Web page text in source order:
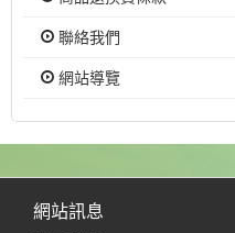
聯絡我們
網站導覽
網站訊息